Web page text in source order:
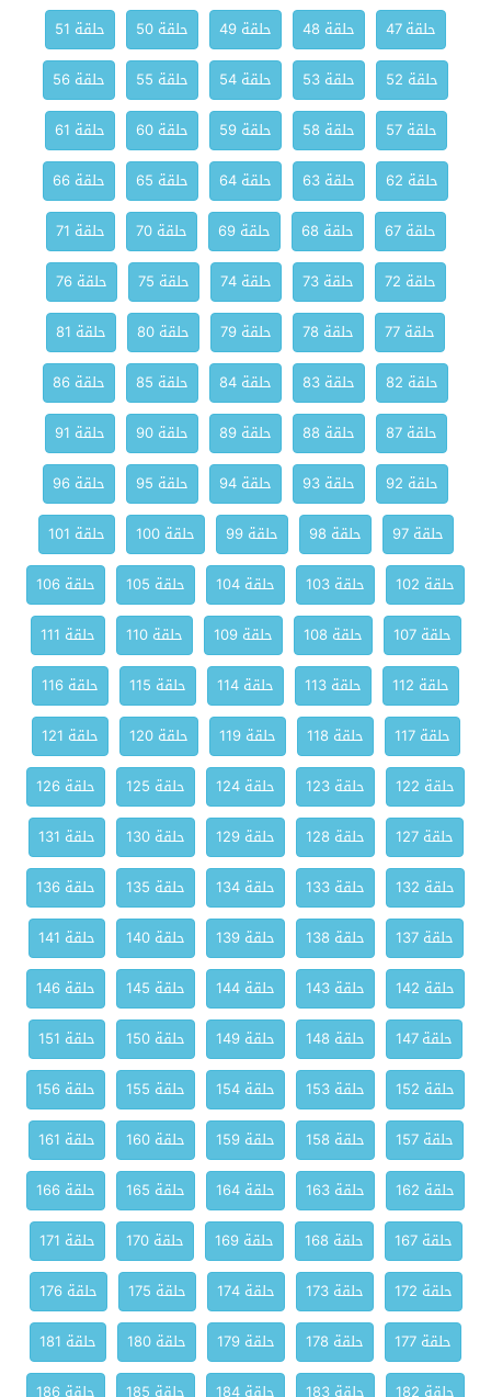
حلقة 47
حلقة 48 حلقة 49 حلقة 50
حلقة 51
حلقة 52
حلقة 53 حلقة 54 حلقة 55
حلقة 56
حلقة 57
حلقة 58 حلقة 59 حلقة 60
حلقة 61
حلقة 62
حلقة 63 حلقة 64 حلقة 65
حلقة 66
حلقة 67
حلقة 68 حلقة 69 حلقة 70
حلقة 71
حلقة 72
حلقة 73 حلقة 74 حلقة 75
حلقة 76
حلقة 77
حلقة 78 حلقة 79 حلقة 80
حلقة 81
حلقة 82
حلقة 83 حلقة 84 حلقة 85
حلقة 86
حلقة 87
حلقة 88 حلقة 89 حلقة 90
حلقة 91
حلقة 92
حلقة 93 حلقة 94 حلقة 95
حلقة 96
حلقة 97
حلقة 98 حلقة 99 حلقة 100
حلقة 101
حلقة 102
حلقة 103 حلقة 104 حلقة 105
حلقة 106
حلقة 107
حلقة 108 حلقة 109 حلقة 110
حلقة 111
حلقة 112
حلقة 113 حلقة 114 حلقة 115
حلقة 116
حلقة 117
حلقة 118 حلقة 119 حلقة 120
حلقة 121
حلقة 122
حلقة 123 حلقة 124 حلقة 125
حلقة 126
حلقة 127
حلقة 128 حلقة 129 حلقة 130
حلقة 131
حلقة 132
حلقة 133 حلقة 134 حلقة 135
حلقة 136
حلقة 137
حلقة 138 حلقة 139 حلقة 140
حلقة 141
حلقة 142
حلقة 143 حلقة 144 حلقة 145
حلقة 146
حلقة 147
حلقة 148 حلقة 149 حلقة 150
حلقة 151
حلقة 152
حلقة 153 حلقة 154 حلقة 155
حلقة 156
حلقة 157
حلقة 158 حلقة 159 حلقة 160
حلقة 161
حلقة 162
حلقة 163 حلقة 164 حلقة 165
حلقة 166
حلقة 167
حلقة 168 حلقة 169 حلقة 170
حلقة 171
حلقة 172
حلقة 173 حلقة 174 حلقة 175
حلقة 176
حلقة 177
حلقة 178 حلقة 179 حلقة 180
حلقة 181